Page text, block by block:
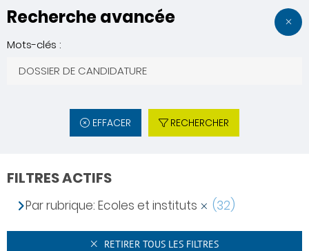
Recherche avancée
Mots-clés :
EFFACER RECHERCHER
FILTRES ACTIFS
Par rubrique: Ecoles et instituts (32)
RETIRER TOUS LES FILTRES